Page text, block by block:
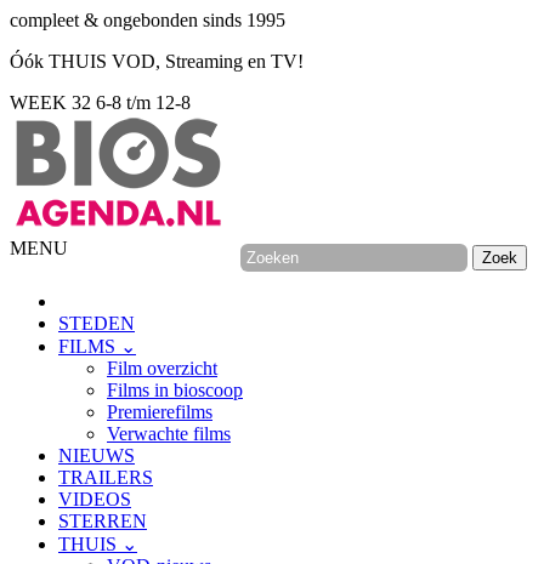
compleet & ongebonden sinds 1995
Óók THUIS VOD, Streaming en TV!
WEEK 32 6-8 t/m 12-8
MENU
STEDEN
FILMS ⌄
Film overzicht
Films in bioscoop
Premierefilms
Verwachte films
NIEUWS
TRAILERS
VIDEOS
STERREN
THUIS ⌄